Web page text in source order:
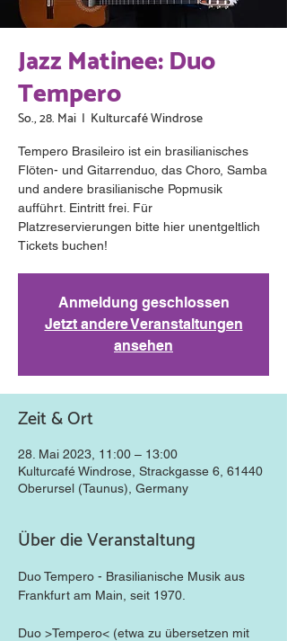
Jazz Matinee: Duo
Tempero
So., 28. Mai
  |
Kulturcafé Windrose
Tempero Brasileiro ist ein brasilianisches
Flöten- und Gitarrenduo, das Choro, Samba
und andere brasilianische Popmusik
aufführt. Eintritt frei. Für
Platzreservierungen bitte hier unentgeltlich
Tickets buchen!
Anmeldung geschlossen
Jetzt andere Veranstaltungen
ansehen
Zeit & Ort
28. Mai 2023, 11:00 – 13:00
Kulturcafé Windrose, Strackgasse 6, 61440
Oberursel (Taunus), Germany
Über die Veranstaltung
Duo Tempero - Brasilianische Musik aus
Frankfurt am Main, seit 1970.
Duo >Tempero< (etwa zu übersetzen mit